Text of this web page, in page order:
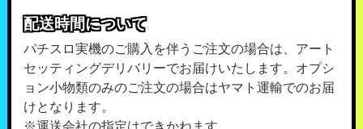
配送時間について
パチスロ実機のご購入を伴うご注文の場合は、アート
セッティングデリバリーでお届けいたします。オプシ
ョン小物類のみのご注文の場合はヤマト運輸でのお届
けとなります。